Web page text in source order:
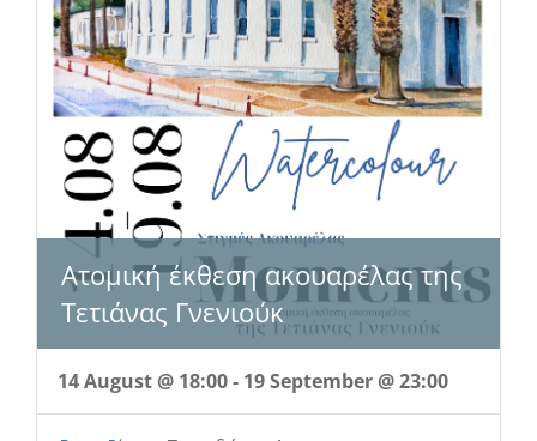
Ατομική έκθεση ακουαρέλας της
Τετιάνας Γνενιούκ
14 August @ 18:00- 19 September @ 23:00